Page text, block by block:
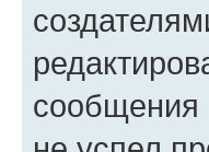
сообщения